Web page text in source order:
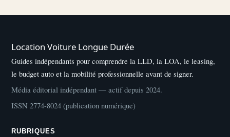
Location Voiture Longue Durée
Guides indépendants pour comprendre la LLD, la LOA, le leasing,
le budget auto et la mobilité professionnelle avant de signer.
Média éditorial indépendant — actif depuis 2024.
ISSN 2774-8024 (publication numérique)
RUBRIQUES